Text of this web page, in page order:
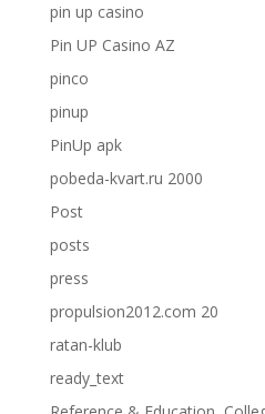
pin up casino
Pin UP Casino AZ
pinco
pinup
PinUp apk
pobeda-kvart.ru 2000
Post
posts
press
propulsion2012.com 20
ratan-klub
ready_text